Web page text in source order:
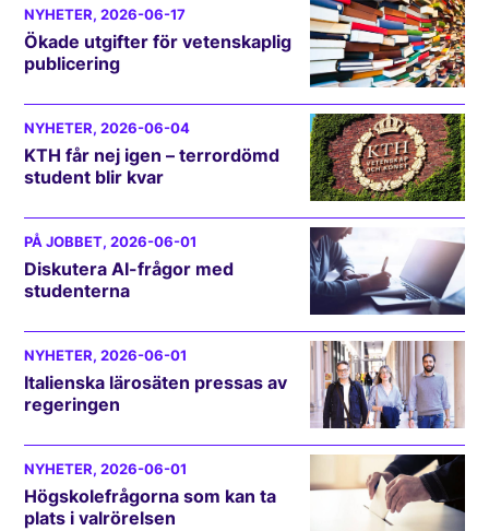
NYHETER, 2026-06-17
Ökade utgifter för vetenskaplig
publicering
NYHETER, 2026-06-04
KTH får nej igen – terrordömd
student blir kvar
PÅ JOBBET, 2026-06-01
Diskutera AI-frågor med
studenterna
NYHETER, 2026-06-01
Italienska lärosäten pressas av
regeringen
NYHETER, 2026-06-01
Högskolefrågorna som kan ta
plats i valrörelsen